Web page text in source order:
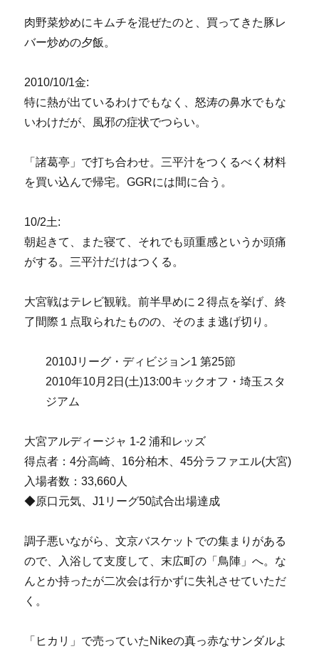
肉野菜炒めにキムチを混ぜたのと、買ってきた豚レ
バー炒めの夕飯。
2010/10/1金:
特に熱が出ているわけでもなく、怒涛の鼻水でもな
いわけだが、風邪の症状でつらい。
「諸葛亭」で打ち合わせ。三平汁をつくるべく材料
を買い込んで帰宅。GGRには間に合う。
10/2土:
朝起きて、また寝て、それでも頭重感というか頭痛
がする。三平汁だけはつくる。
大宮戦はテレビ観戦。前半早めに２得点を挙げ、終
了間際１点取られたものの、そのまま逃げ切り。
2010Jリーグ・ディビジョン1 第25節
2010年10月2日(土)13:00キックオフ・埼玉スタ
ジアム
大宮アルディージャ 1-2 浦和レッズ
得点者：4分高崎、16分柏木、45分ラファエル(大宮)
入場者数：33,660人
◆原口元気、J1リーグ50試合出場達成
調子悪いながら、文京バスケットでの集まりがある
ので、入浴して支度して、末広町の「鳥陣」へ。な
んとか持ったが二次会は行かずに失礼させていただ
く。
「ヒカリ」で売っていたNikeの真っ赤なサンダルよ